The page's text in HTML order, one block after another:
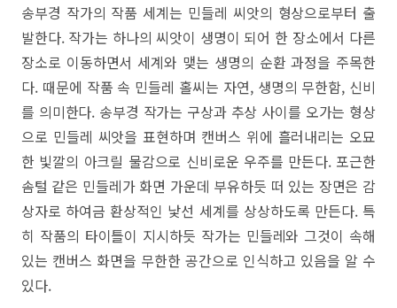
송부경 작가의 작품 세계는 민들레 씨앗의 형상으로부터 출
발한다. 작가는 하나의 씨앗이 생명이 되어 한 장소에서 다른
장소로 이동하면서 세계와 맺는 생명의 순환 과정을 주목한
다. 때문에 작품 속 민들레 홀씨는 자연, 생명의 무한함, 신비
를 의미한다. 송부경 작가는 구상과 추상 사이를 오가는 형상
으로 민들레 씨앗을 표현하며 캔버스 위에 흘러내리는 오묘
한 빛깔의 아크릴 물감으로 신비로운 우주를 만든다. 포근한
솜털 같은 민들레가 화면 가운데 부유하듯 떠 있는 장면은 감
상자로 하여금 환상적인 낯선 세계를 상상하도록 만든다. 특
히 작품의 타이틀이 지시하듯 작가는 민들레와 그것이 속해
있는 캔버스 화면을 무한한 공간으로 인식하고 있음을 알 수
있다.